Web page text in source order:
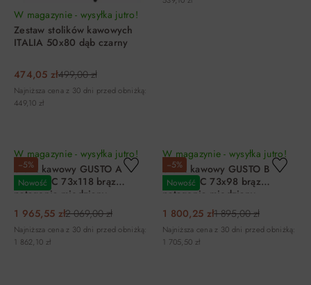
W magazynie - wysyłka jutro!
Zestaw stolików kawowych
ITALIA 50x80 dąb czarny
474,05 zł499,00 zł
Najniższa cena z 30 dni przed obniżką:
449,10 zł
−5%
Nowość
W magazynie - wysyłka jutro!
Stolik kawowy GUSTO A
CERAMIC 73x118 brąz
patagonia miedziany
1 965,55 zł2 069,00 zł
Najniższa cena z 30 dni przed obniżką:
1 862,10 zł
−5%
Nowość
W magazynie - wysyłka jutro!
Stolik kawowy GUSTO B
CERAMIC 73x98 brąz
patagonia miedziany
1 800,25 zł1 895,00 zł
Najniższa cena z 30 dni przed obniżką:
1 705,50 zł